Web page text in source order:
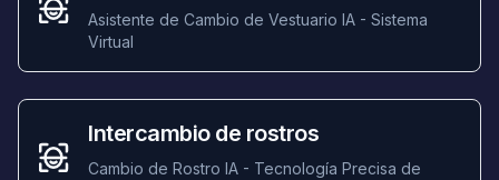
Asistente de Cambio de Vestuario IA - Sistema
Virtual
Intercambio de rostros
Cambio de Rostro IA - Tecnología Precisa de